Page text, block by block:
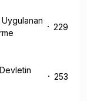
Uygulanan
229
253